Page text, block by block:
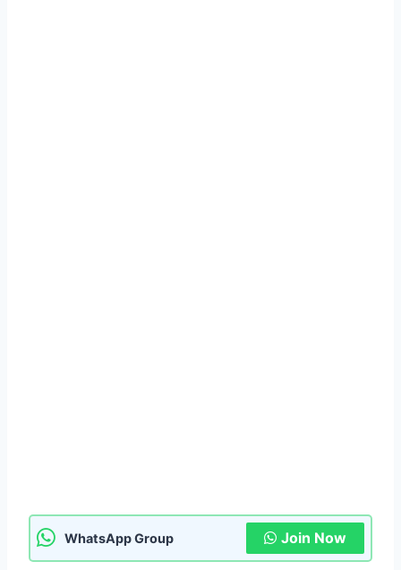
WhatsApp Group Join Now